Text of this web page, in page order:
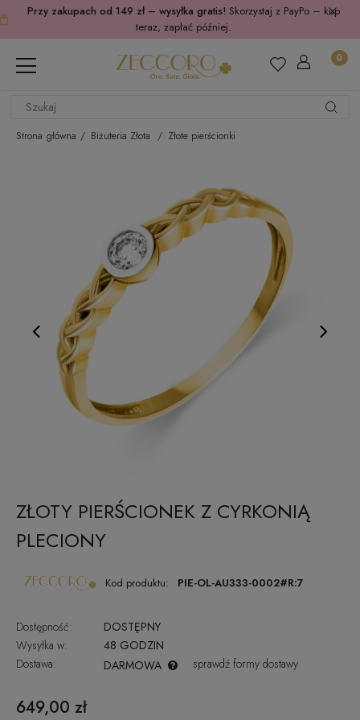
Przy zakupach od 149 zł – wysyłka gratis! Skorzystaj z PayPo – kup
teraz, zapłać później.
Strona główna Biżuteria Złota Złote pierścionki
ZŁOTY PIERŚCIONEK Z CYRKONIĄ
PLECIONY
Kod produktu: PIE-OL-AU333-0002#R:7
Dostępność:
DOSTĘPNY
Wysyłka w:
48 GODZIN
Dostawa:
DARMOWA sprawdź formy dostawy
649,00 zł